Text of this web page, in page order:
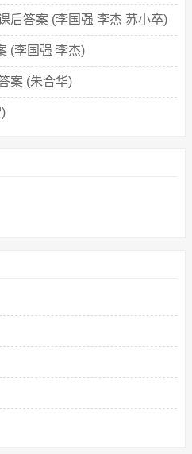
后答案 (李国强 李杰 苏小卒)
(李国强 李杰)
案 (朱合华)